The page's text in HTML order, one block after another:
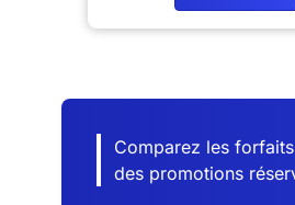
Comparez les
des promotions